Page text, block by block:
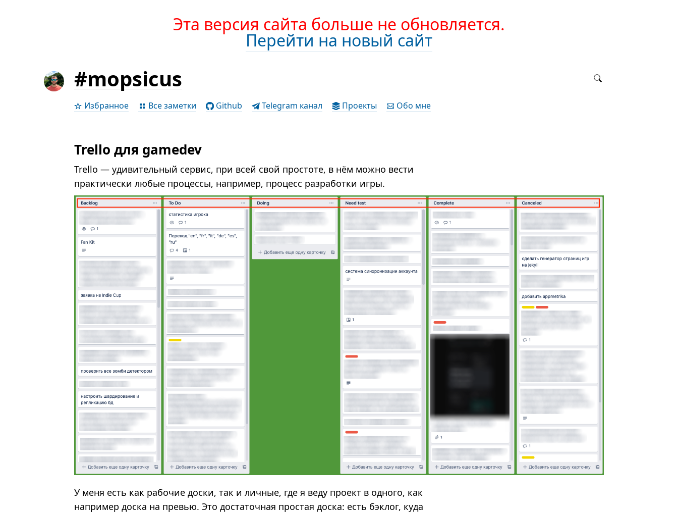
Эта версия сайта больше не обновляется.
Перейти на новый сайт
#mopsicus
Избранное Все заметки Github Telegram канал Проекты Обо мне
Trello для gamedev
Trello — удивительный сервис, при всей свой простоте, в нём можно вести
практически любые процессы, например, процесс разработки игры.
У меня есть как рабочие доски, так и личные, где я веду проект в одного, как
например доска на превью. Это достаточная простая доска: есть бэклог, куда